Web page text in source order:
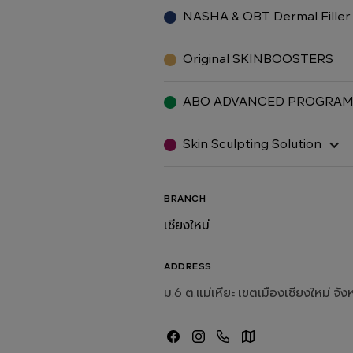
NASHA & OBT Dermal Filler
Original SKINBOOSTERS
ABO ADVANCED PROGRAM
Skin Sculpting Solution
BRANCH
เชียงใหม่
ADDRESS
ม.6 ต.แม่เหียะ เขตเมืองเชียงใหม่ จัง